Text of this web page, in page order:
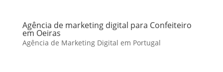
Agência de marketing digital para Confeiteiro
em Oeiras
Agência de Marketing Digital em Portugal